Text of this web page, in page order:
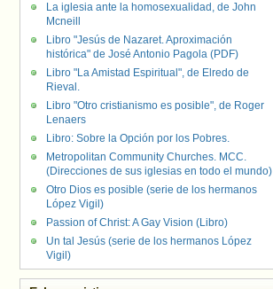
La iglesia ante la homosexualidad, de John
Mcneill
Libro "Jesús de Nazaret. Aproximación
histórica" de José Antonio Pagola (PDF)
Libro "La Amistad Espiritual", de Elredo de
Rieval.
Libro "Otro cristianismo es posible", de Roger
Lenaers
Libro: Sobre la Opción por los Pobres.
Metropolitan Community Churches. MCC.
(Direcciones de sus iglesias en todo el mundo)
Otro Dios es posible (serie de los hermanos
López Vigil)
Passion of Christ: A Gay Vision (Libro)
Un tal Jesús (serie de los hermanos López
Vigil)